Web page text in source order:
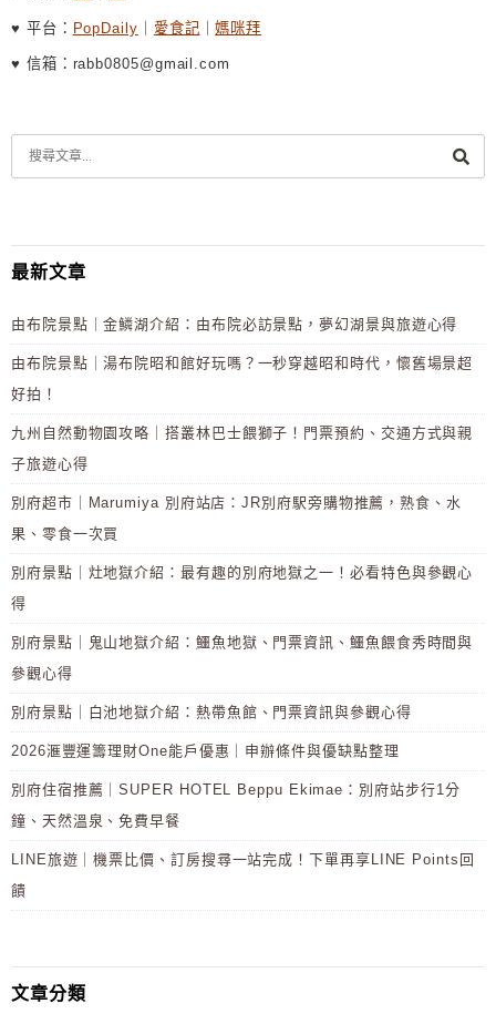
♥ 平台： PopDaily 愛食記 ｜媽咪拜
♥ 信箱：rabb0805@gmail.com
最新文章
由布院景點｜金鱗湖介紹：由布院必訪景點，夢幻湖景與旅遊心得
由布院景點｜湯布院昭和館好玩嗎？一秒穿越昭和時代，懷舊場景超
好拍！
九州自然動物園攻略｜搭叢林巴士餵獅子！門票預約、交通方式與親
子旅遊心得
別府超市｜Marumiya 別府站店：JR別府駅旁購物推薦，熟食、水
果、零食一次買
別府景點｜灶地獄介紹：最有趣的別府地獄之一！必看特色與參觀心
得
別府景點｜鬼山地獄介紹：鱷魚地獄、門票資訊、鱷魚餵食秀時間與
參觀心得
別府景點｜白池地獄介紹：熱帶魚館、門票資訊與參觀心得
2026滙豐運籌理財One能戶優惠｜申辦條件與優缺點整理
別府住宿推薦｜SUPER HOTEL Beppu Ekimae：別府站步行1分
鐘、天然溫泉、免費早餐
LINE旅遊｜機票比價、訂房搜尋一站完成！下單再享LINE Points回
饋
文章分類